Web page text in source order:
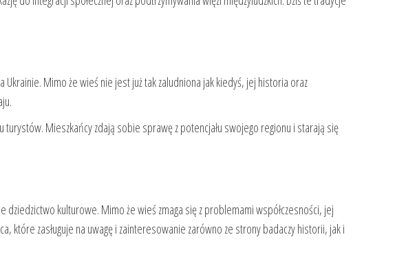
Mimo że wieś nie jest już tak zaludniona jak kiedyś, jej historia oraz
Mieszkańcy zdają sobie sprawę z potencjału swojego regionu i starają się
kulturowe. Mimo że wieś zmaga się z problemami współczesności, jej
które zasługuje na uwagę i zainteresowanie zarówno ze strony badaczy historii, jak i